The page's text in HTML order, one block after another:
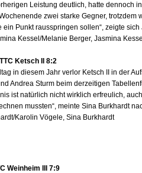
Leistung deutlich, hatte dennoch
zwei starke Gegner,
ein Punkt rausspringen sollen“, zeigte
Kessel/Melanie Berger, Jasmina
Ketsch II 8:2
in diesem Jahr verlor Ketsch II in der
Andrea Sturm beim derzeitigen
ist natürlich nicht wirklich erfreulich,
mussten“, meinte Sina Burkhardt
Karolin Vögele, Sina Burkhardt
Weinheim III 7:9